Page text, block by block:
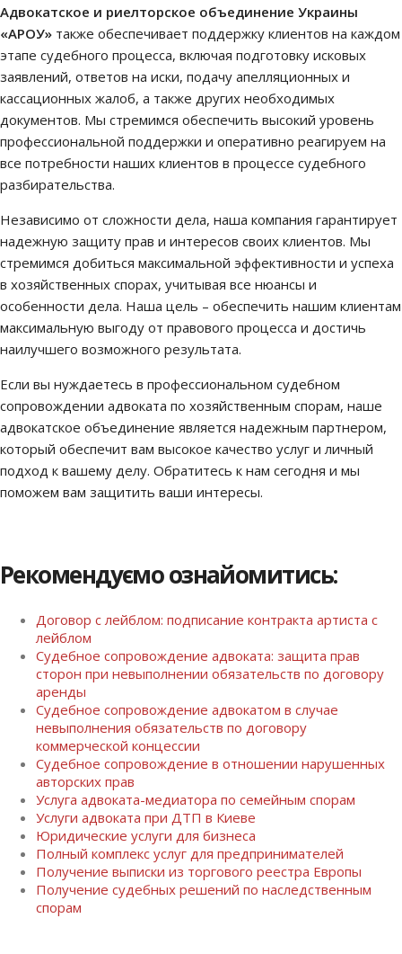
Адвокатское и риелторское объединение Украины
«АРОУ» также обеспечивает поддержку клиентов на каждом
этапе судебного процесса, включая подготовку исковых
заявлений, ответов на иски, подачу апелляционных и
кассационных жалоб, а также других необходимых
документов. Мы стремимся обеспечить высокий уровень
профессиональной поддержки и оперативно реагируем на
все потребности наших клиентов в процессе судебного
разбирательства.
Независимо от сложности дела, наша компания гарантирует
надежную защиту прав и интересов своих клиентов. Мы
стремимся добиться максимальной эффективности и успеха
в хозяйственных спорах, учитывая все нюансы и
особенности дела. Наша цель – обеспечить нашим клиентам
максимальную выгоду от правового процесса и достичь
наилучшего возможного результата.
Если вы нуждаетесь в профессиональном судебном
сопровождении адвоката по хозяйственным спорам, наше
адвокатское объединение является надежным партнером,
который обеспечит вам высокое качество услуг и личный
подход к вашему делу. Обратитесь к нам сегодня и мы
поможем вам защитить ваши интересы.
Рекомендуємо ознайомитись:
Договор с лейблом: подписание контракта артиста с
лейблом
Судебное сопровождение адвоката: защита прав
сторон при невыполнении обязательств по договору
аренды
Судебное сопровождение адвокатом в случае
невыполнения обязательств по договору
коммерческой концессии
Судебное сопровождение в отношении нарушенных
авторских прав
Услуга адвоката-медиатора по семейным спорам
Услуги адвоката при ДТП в Киеве
Юридические услуги для бизнеса
Полный комплекс услуг для предпринимателей
Получение выписки из торгового реестра Европы
Получение судебных решений по наследственным
спорам